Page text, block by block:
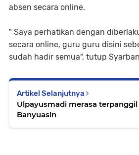
absen secara online.
" Saya perhatikan dengan
secara online, guru guru disini
sudah hadir semua", tutup
Artikel Selanjutnya
Ulpayusmadi merasa
Banyuasin